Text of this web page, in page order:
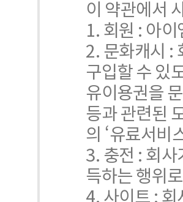
이 약관에서
1. 회원 : 아
2. 문화캐시 :
구입할 수 있
유이용권을
등과 관련된
의 ‘유료서비
3. 충전 : 회
득하는 행위